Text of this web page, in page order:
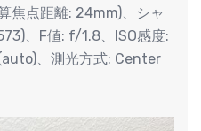
焦点距離: 24mm)、シャ
、F値: f/1.8、ISO感度:
、測光方式: Center